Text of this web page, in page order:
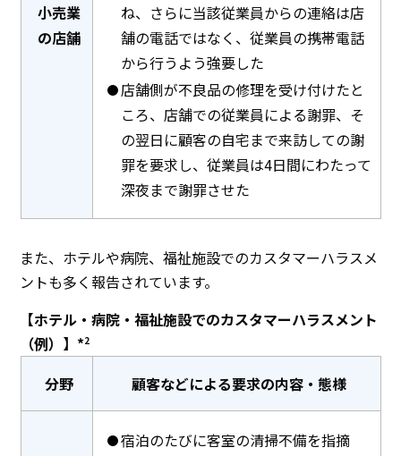
小売業
の店舗
ね、さらに当該従業員からの連絡は店
舗の電話ではなく、従業員の携帯電話
から行うよう強要した
店舗側が不良品の修理を受け付けたと
ころ、店舗での従業員による謝罪、そ
の翌日に顧客の自宅まで来訪しての謝
罪を要求し、従業員は4日間にわたって
深夜まで謝罪させた
また、ホテルや病院、福祉施設でのカスタマーハラスメ
ントも多く報告されています。
【ホテル・病院・福祉施設でのカスタマーハラスメント
（例）】*2
分野 顧客などによる要求の内容・態様
宿泊のたびに客室の清掃不備を指摘